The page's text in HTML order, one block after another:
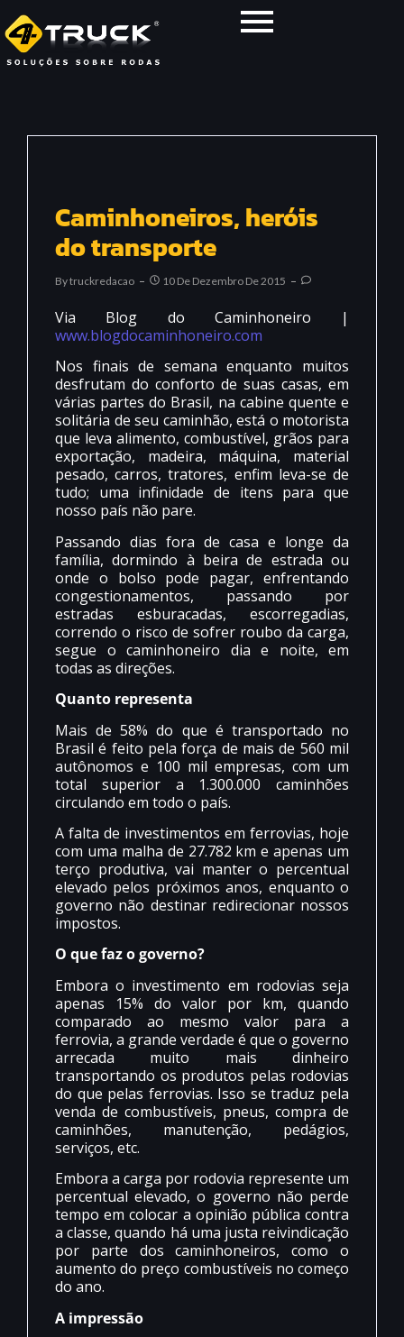
Caminhoneiros, heróis
do transporte
ByTruckredacao 10 De Dezembro De 2015
Via Blog do Caminhoneiro |
www.blogdocaminhoneiro.com
Nos finais de semana enquanto muitos
desfrutam do conforto de suas casas, em
várias partes do Brasil, na cabine quente e
solitária de seu caminhão, está o motorista
que leva alimento, combustível, grãos para
exportação, madeira, máquina, material
pesado, carros, tratores, enfim leva-se de
tudo; uma infinidade de itens para que
nosso país não pare.
Passando dias fora de casa e longe da
família, dormindo à beira de estrada ou
onde o bolso pode pagar, enfrentando
congestionamentos, passando por
estradas esburacadas, escorregadias,
correndo o risco de sofrer roubo da carga,
segue o caminhoneiro dia e noite, em
todas as direções.
Quanto representa
Mais de 58% do que é transportado no
Brasil é feito pela força de mais de 560 mil
autônomos e 100 mil empresas, com um
total superior a 1.300.000 caminhões
circulando em todo o país.
A falta de investimentos em ferrovias, hoje
com uma malha de 27.782 km e apenas um
terço produtiva, vai manter o percentual
elevado pelos próximos anos, enquanto o
governo não destinar redirecionar nossos
impostos.
O que faz o governo?
Embora o investimento em rodovias seja
apenas 15% do valor por km, quando
comparado ao mesmo valor para a
ferrovia, a grande verdade é que o governo
arrecada muito mais dinheiro
transportando os produtos pelas rodovias
do que pelas ferrovias. Isso se traduz pela
venda de combustíveis, pneus, compra de
caminhões, manutenção, pedágios,
serviços, etc.
Embora a carga por rodovia represente um
percentual elevado, o governo não perde
tempo em colocar a opinião pública contra
a classe, quando há uma justa reivindicação
por parte dos caminhoneiros, como o
aumento do preço combustíveis no começo
do ano.
A impressão